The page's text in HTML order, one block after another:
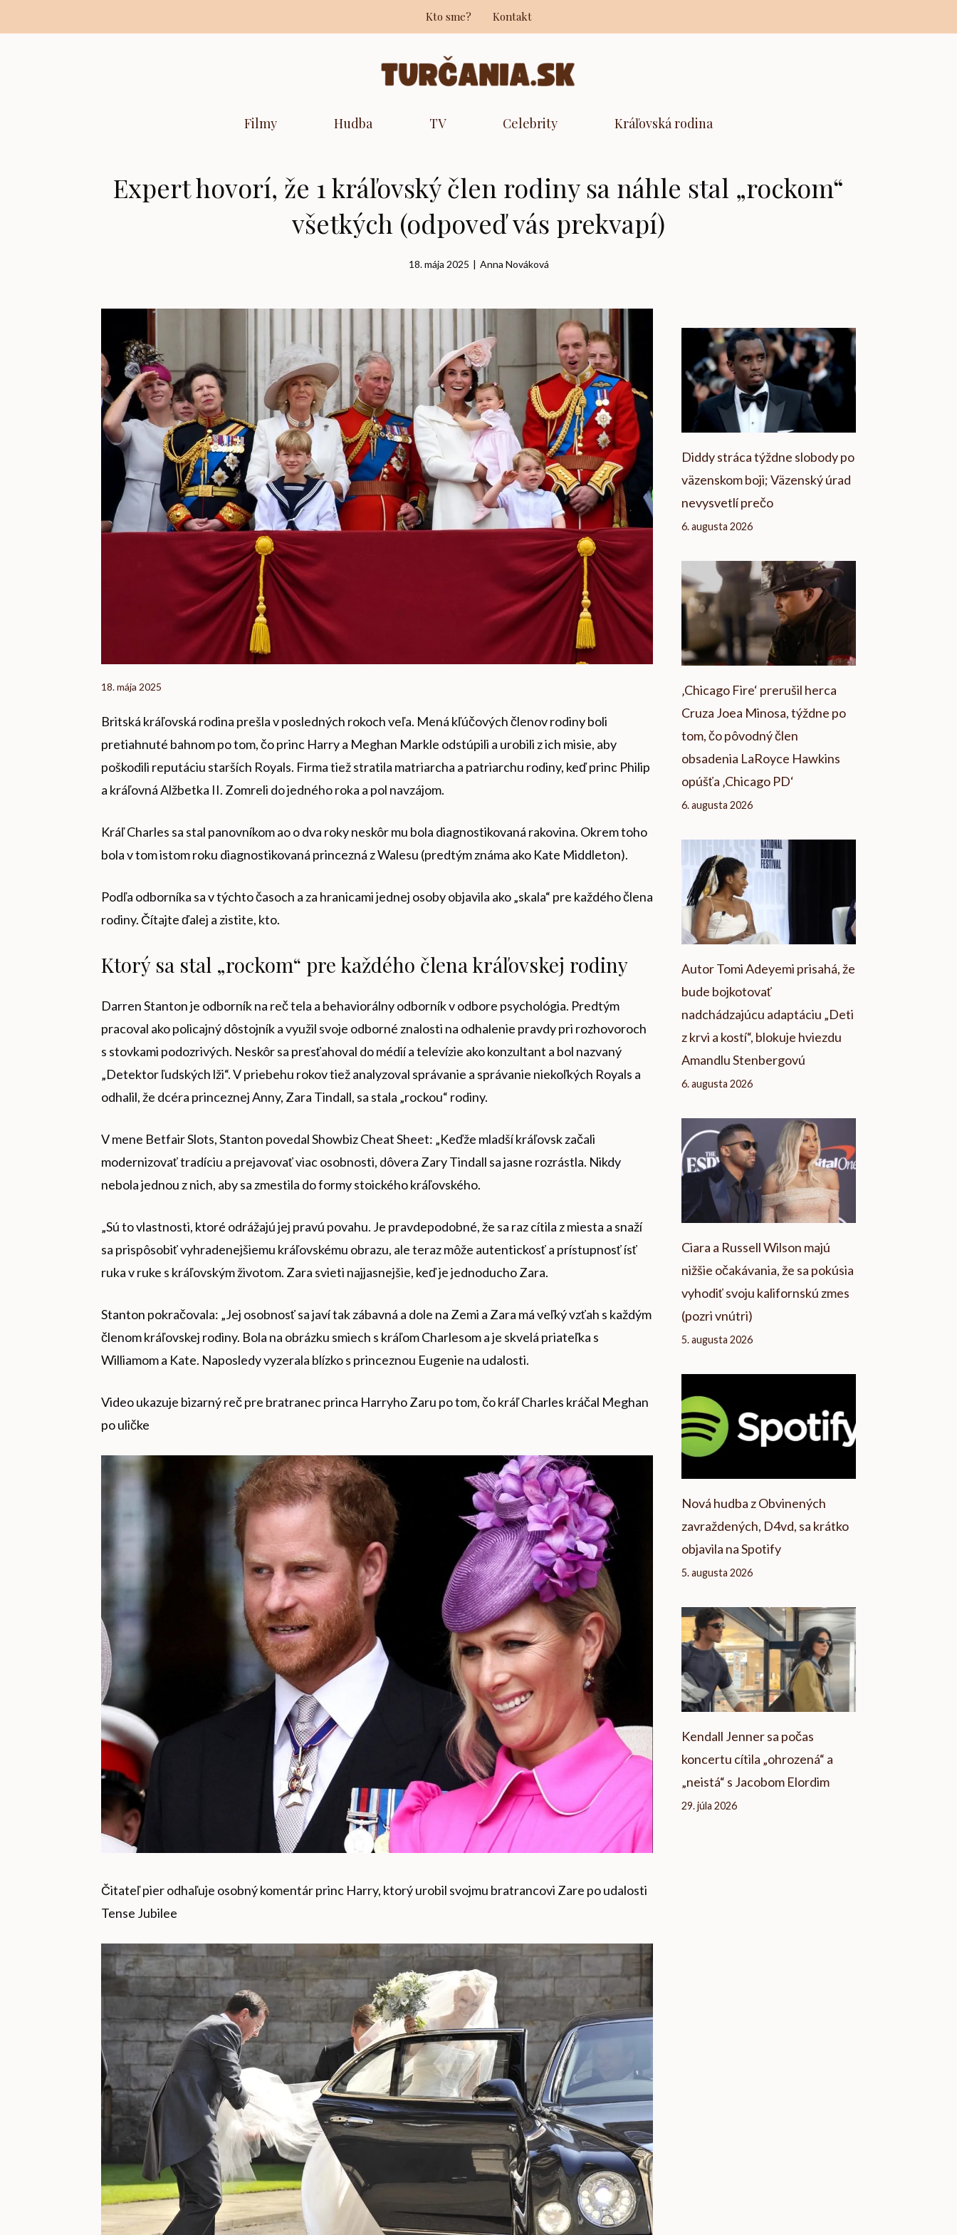
na
Kto sme? Kontakt
Filmy Hudba TV Celebrity Kráľovská rodina
Expert hovorí, že 1 kráľovský člen rodiny sa náhle stal „rockom“
všetkých (odpoveď vás prekvapí)
18. mája 2025 | Anna Nováková
18. mája 2025
Britská kráľovská rodina prešla v posledných rokoch veľa. Mená kľúčových členov rodiny boli
pretiahnuté bahnom po tom, čo princ Harry a Meghan Markle odstúpili a urobili z ich misie, aby
poškodili reputáciu starších Royals. Firma tiež stratila matriarcha a patriarchu rodiny, keď princ Philip
a kráľovná Alžbetka II. Zomreli do jedného roka a pol navzájom.
Kráľ Charles sa stal panovníkom ao o dva roky neskôr mu bola diagnostikovaná rakovina. Okrem toho
bola v tom istom roku diagnostikovaná princezná z Walesu (predtým známa ako Kate Middleton).
Podľa odborníka sa v týchto časoch a za hranicami jednej osoby objavila ako „skala“ pre každého člena
rodiny. Čítajte ďalej a zistite, kto.
Ktorý sa stal „rockom“ pre každého člena kráľovskej rodiny
Darren Stanton je odborník na reč tela a behaviorálny odborník v odbore psychológia. Predtým
pracoval ako policajný dôstojník a využil svoje odborné znalosti na odhalenie pravdy pri rozhovoroch
s stovkami podozrivých. Neskôr sa presťahoval do médií a televízie ako konzultant a bol nazvaný
„Detektor ľudských lži“. V priebehu rokov tiež analyzoval správanie a správanie niekoľkých Royals a
odhalil, že dcéra princeznej Anny, Zara Tindall, sa stala „rockou“ rodiny.
V mene Betfair Slots, Stanton povedal Showbiz Cheat Sheet: „Keďže mladší kráľovsk začali
modernizovať tradíciu a prejavovať viac osobnosti, dôvera Zary Tindall sa jasne rozrástla. Nikdy
nebola jednou z nich, aby sa zmestila do formy stoického kráľovského.
„Sú to vlastnosti, ktoré odrážajú jej pravú povahu. Je pravdepodobné, že sa raz cítila z miesta a snaží
sa prispôsobiť vyhradenejšiemu kráľovskému obrazu, ale teraz môže autentickosť a prístupnosť ísť
ruka v ruke s kráľovským životom. Zara svieti najjasnejšie, keď je jednoducho Zara.
Stanton pokračovala: „Jej osobnosť sa javí tak zábavná a dole na Zemi a Zara má veľký vzťah s každým
členom kráľovskej rodiny. Bola na obrázku smiech s kráľom Charlesom a je skvelá priateľka s
Williamom a Kate. Naposledy vyzerala blízko s princeznou Eugenie na udalosti.
Video ukazuje bizarný reč pre bratranec princa Harryho Zaru po tom, čo kráľ Charles kráčal Meghan
po uličke
Čitateľ pier odhaľuje osobný komentár princ Harry, ktorý urobil svojmu bratrancovi Zare po udalosti
Tense Jubilee
Diddy stráca týždne slobody po
väzenskom boji; Väzenský úrad
nevysvetlí prečo
6. augusta 2026
‚Chicago Fire‘ prerušil herca
Cruza Joea Minosa, týždne po
tom, čo pôvodný člen
obsadenia LaRoyce Hawkins
opúšťa ‚Chicago PD‘
6. augusta 2026
Autor Tomi Adeyemi prisahá, že
bude bojkotovať
nadchádzajúcu adaptáciu „Deti
z krvi a kostí“, blokuje hviezdu
Amandlu Stenbergovú
6. augusta 2026
Ciara a Russell Wilson majú
nižšie očakávania, že sa pokúsia
vyhodiť svoju kalifornskú zmes
(pozri vnútri)
5. augusta 2026
Nová hudba z Obvinených
zavraždených, D4vd, sa krátko
objavila na Spotify
5. augusta 2026
Kendall Jenner sa počas
koncertu cítila „ohrozená“ a
„neistá“ s Jacobom Elordim
29. júla 2026